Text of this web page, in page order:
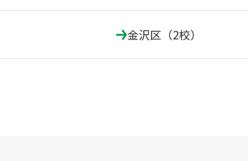
金沢区（2校）